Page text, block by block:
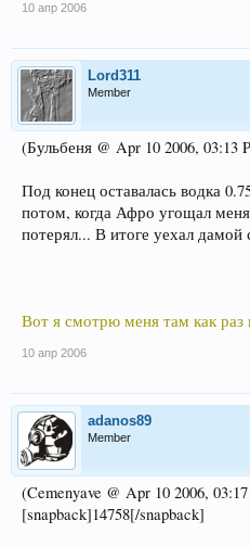
10 апр 2006
Lord311
Member
(Бульбеня @ Apr 10 2006, 03:13
Под конец оставалась водка
потом, когда Афро угощал
потерял... В итоге уехал дамой
Вот я смотрю меня там как раз
10 апр 2006
adanos89
Member
(Cemenyave @ Apr 10 2006,
[snapback]14758[/snapback]